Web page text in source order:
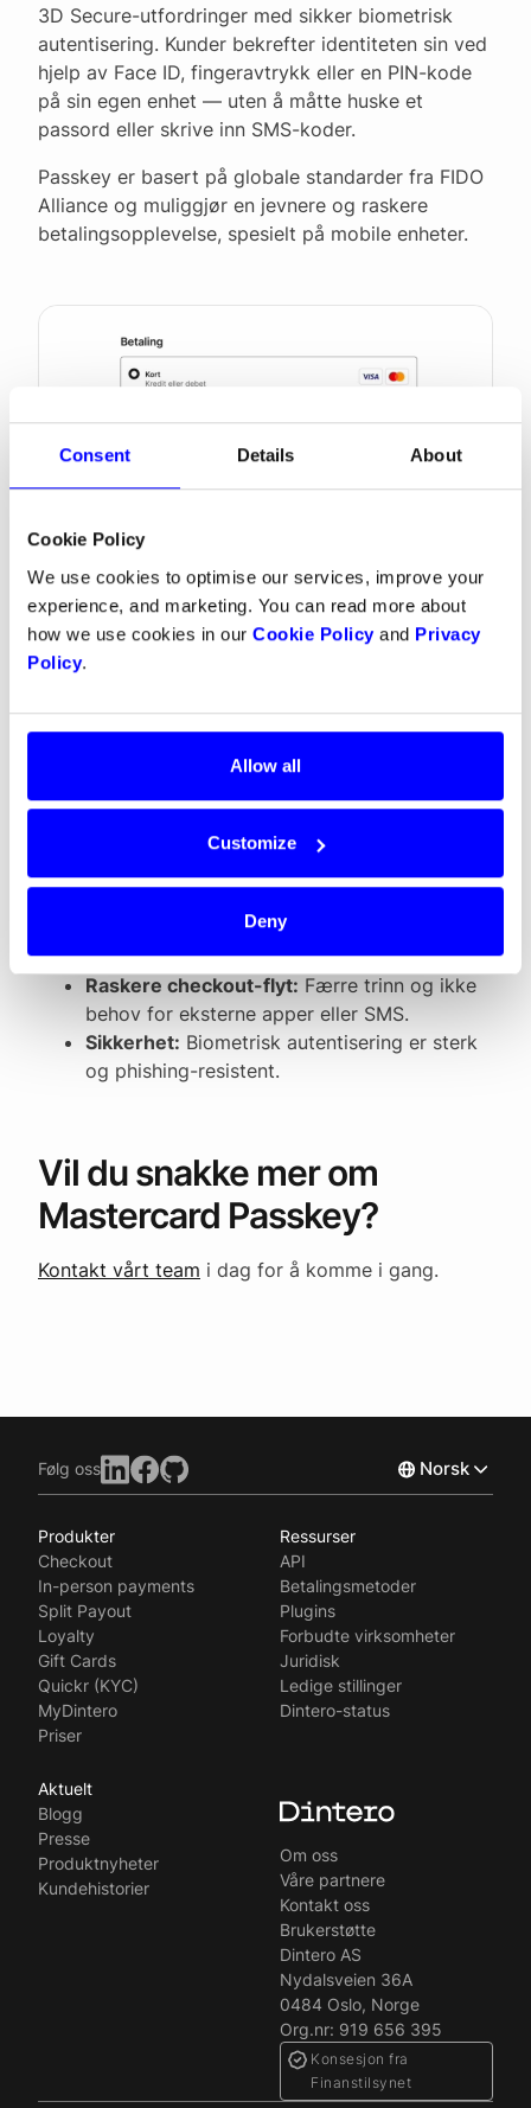
Consent Details About
Cookie Policy
We use cookies to optimise our services, improve your
experience, and marketing. You can read more about
how we use cookies in our Cookie Policy and Privacy
Policy.
Allow all
Customize
Deny
3D Secure-utfordringer med sikker biometrisk
autentisering. Kunder bekrefter identiteten sin ved
hjelp av Face ID, fingeravtrykk eller en PIN-kode
på sin egen enhet — uten å måtte huske et
passord eller skrive inn SMS-koder.
Passkey er basert på globale standarder fra FIDO
Alliance og muliggjør en jevnere og raskere
betalingsopplevelse, spesielt på mobile enheter.
Hvorfor aktivere Mastercard
Passkey?
Forbedret brukeropplevelse:
autentisering direkte på kundens enhet.
Raskere checkout-flyt: Færre trinn og ikke
behov for eksterne apper eller SMS.
Sikkerhet: Biometrisk autentisering er sterk
og phishing-resistent.
Vil du snakke mer om
Mastercard Passkey?
Kontakt vårt team i dag for å komme i gang.
Følg oss Norsk
Svenska
Produkter
Checkout
In-person payments
Split Payout
Loyalty
Gift Cards
Quickr (KYC)
MyDintero
Priser
Ressurser
API
Betalingsmetoder
Plugins
Forbudte virksomheter
Juridisk
Ledige stillinger
Dintero-status
Aktuelt
Blogg
Presse
Produktnyheter
Kundehistorier
Om oss
Våre partnere
Kontakt oss
Brukerstøtte
Dintero AS
Nydalsveien 36A
0484 Oslo, Norge
Org.nr: 919 656 395
Konsesjon fra
Finanstilsynet